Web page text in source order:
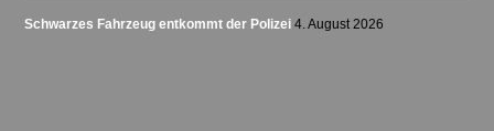
Schwarzes Fahrzeug entkommt der Polizei 4. August 2026